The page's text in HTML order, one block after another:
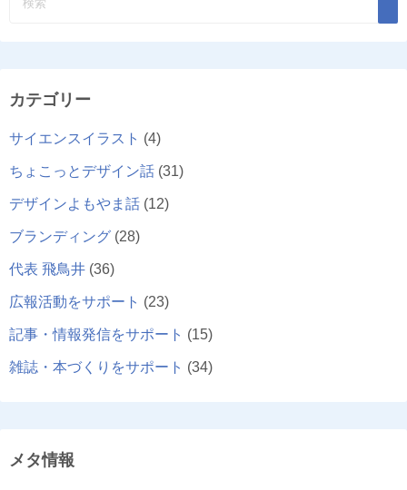
カテゴリー
サイエンスイラスト (4)
ちょこっとデザイン話 (31)
デザインよもやま話 (12)
ブランディング (28)
代表 飛鳥井 (36)
広報活動をサポート (23)
記事・情報発信をサポート (15)
雑誌・本づくりをサポート (34)
メタ情報